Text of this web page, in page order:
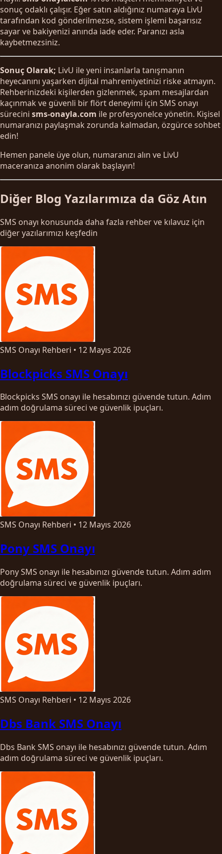
sonuç odaklı çalışır. Eğer satın aldığınız numaraya LivU
tarafından kod gönderilmezse, sistem işlemi başarısız
sayar ve bakiyenizi anında iade eder. Paranızı asla
kaybetmezsiniz.
Sonuç Olarak; LivU ile yeni insanlarla tanışmanın
heyecanını yaşarken dijital mahremiyetinizi riske atmayın.
Rehberinizdeki kişilerden gizlenmek, spam mesajlardan
kaçınmak ve güvenli bir flört deneyimi için SMS onayı
sürecini sms-onayla.com ile profesyonelce yönetin. Kişisel
numaranızı paylaşmak zorunda kalmadan, özgürce sohbet
edin!
Hemen panele üye olun, numaranızı alın ve LivU
maceranıza anonim olarak başlayın!
Diğer Blog Yazılarımıza da Göz Atın
SMS onayı konusunda daha fazla rehber ve kılavuz için
diğer yazılarımızı keşfedin
SMS Onayı Rehberi • 12 Mayıs 2026
Blockpicks SMS Onayı
Blockpicks SMS onayı ile hesabınızı güvende tutun. Adım
adım doğrulama süreci ve güvenlik ipuçları.
SMS Onayı Rehberi • 12 Mayıs 2026
Pony SMS Onayı
Pony SMS onayı ile hesabınızı güvende tutun. Adım adım
doğrulama süreci ve güvenlik ipuçları.
SMS Onayı Rehberi • 12 Mayıs 2026
Dbs Bank SMS Onayı
Dbs Bank SMS onayı ile hesabınızı güvende tutun. Adım
adım doğrulama süreci ve güvenlik ipuçları.